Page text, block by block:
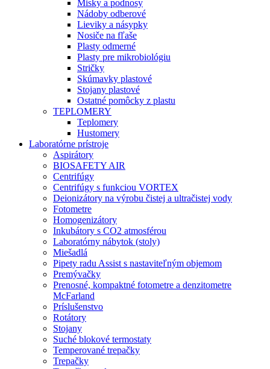
Misky a podnosy
Nádoby odberové
Lieviky a násypky
Nosiče na fľaše
Plasty odmerné
Plasty pre mikrobiológiu
Stričky
Skúmavky plastové
Stojany plastové
Ostatné pomôcky z plastu
TEPLOMERY
Teplomery
Hustomery
Laboratórne prístroje
Aspirátory
BIOSAFETY AIR
Centrifúgy
Centrifúgy s funkciou VORTEX
Deionizátory na výrobu čistej a ultračistej vody
Fotometre
Homogenizátory
Inkubátory s CO2 atmosférou
Laboratórny nábytok (stoly)
Miešadlá
Pipety radu Assist s nastaviteľným objemom
Premývačky
Prenosné, kompaktné fotometre a denzitometre
McFarland
Príslušenstvo
Rotátory
Stojany
Suché blokové termostaty
Temperované trepačky
Trepačky